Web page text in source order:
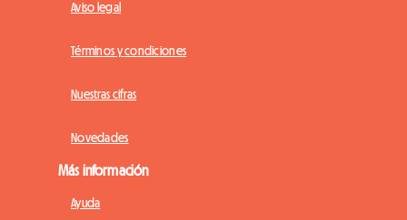
Aviso legal
Términos y condiciones
Nuestras cifras
Novedades
Más información
Ayuda